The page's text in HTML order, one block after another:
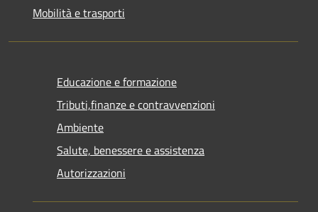
Mobilità e trasporti
Educazione e formazione
Tributi,finanze e contravvenzioni
Ambiente
Salute, benessere e assistenza
Autorizzazioni